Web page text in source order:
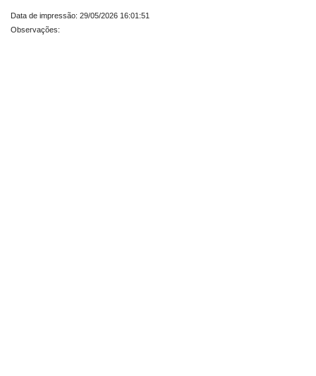
Data de impressão: 29/05/2026 16:01:51
Observações: